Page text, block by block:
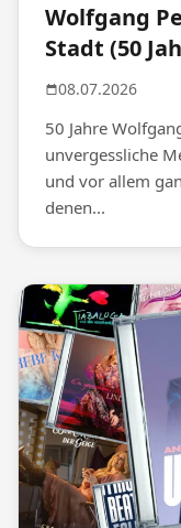
Wolfgang
Stadt (50
08.07.2026
50 Jahre
unvergessliche
und vor allem
denen...